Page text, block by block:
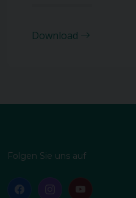
Download
Folgen Sie uns auf